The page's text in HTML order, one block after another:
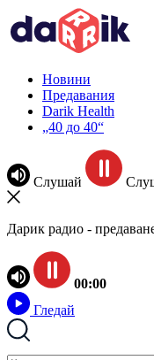
Новини
Предавания
Darik Health
„40 до 40“
Слушай
Дарик радио -
00:00
Гледай